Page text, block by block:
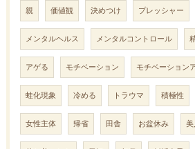
親 価値観 決めつけ プレッシャー
メンタルヘルス メンタルコントロール
アゲる モチベーション モチベーション
蛙化現象 冷める トラウマ 積極性
女性主体 帰省 田舎 お盆休み 美